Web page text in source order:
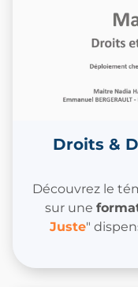
Droits &
Découvrez le
sur une
Juste"